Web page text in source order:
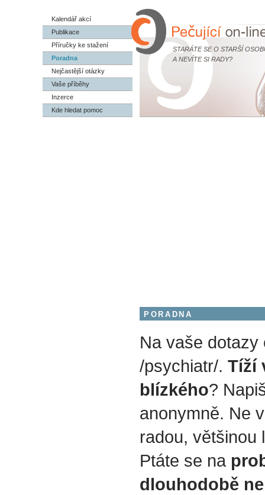
STARÁTE SE O STARŠÍ
A NEVÍTE SI RADY?
Kalendář akcí
Publikace
Příručky ke stažení
Poradna
Nejčastější otázky
Vaše příběhy
Inzerce
Kde hledat pomoc
PORADNA
Na vaše dotazy
/psychiatr/. Tíží
blízkého?
anonymně. Ne
radou, většinou
Ptáte se na
dlouhodobě